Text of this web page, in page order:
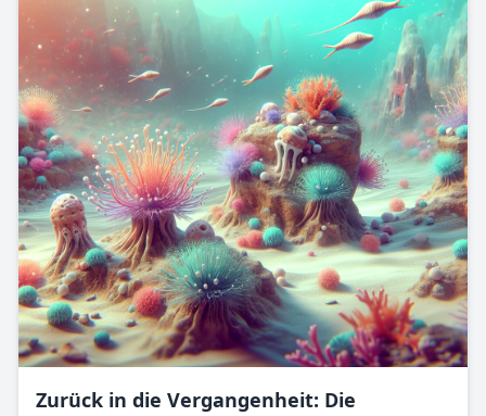
Zurück in die Vergangenheit: Die